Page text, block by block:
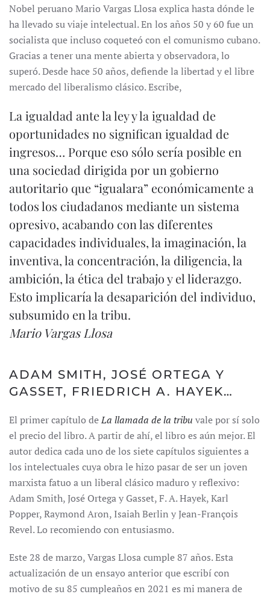
Nobel peruano Mario Vargas Llosa explica hasta dónde le
ha llevado su viaje intelectual. En los años 50 y 60 fue un
socialista que incluso coqueteó con el comunismo cubano.
Gracias a tener una mente abierta y observadora, lo
superó. Desde hace 50 años, defiende la libertad y el libre
mercado del liberalismo clásico. Escribe,
La igualdad ante la ley y la igualdad de
oportunidades no significan igualdad de
ingresos… Porque eso sólo sería posible en
una sociedad dirigida por un gobierno
autoritario que “igualara” económicamente a
todos los ciudadanos mediante un sistema
opresivo, acabando con las diferentes
capacidades individuales, la imaginación, la
inventiva, la concentración, la diligencia, la
ambición, la ética del trabajo y el liderazgo.
Esto implicaría la desaparición del individuo,
subsumido en la tribu.
Mario Vargas Llosa
ADAM SMITH, JOSÉ ORTEGA Y
GASSET, FRIEDRICH A. HAYEK…
El primer capítulo deLa llamada de la tribu vale por sí solo
el precio del libro. A partir de ahí, el libro es aún mejor. El
autor dedica cada uno de los siete capítulos siguientes a
los intelectuales cuya obra le hizo pasar de ser un joven
marxista fatuo a un liberal clásico maduro y reflexivo:
Adam Smith, José Ortega y Gasset, F. A. Hayek, Karl
Popper, Raymond Aron, Isaiah Berlin y Jean-François
Revel. Lo recomiendo con entusiasmo.
Este 28 de marzo, Vargas Llosa cumple 87 años. Esta
actualización de un ensayo anterior que escribí con
motivo de su 85 cumpleaños en 2021 es mi manera de